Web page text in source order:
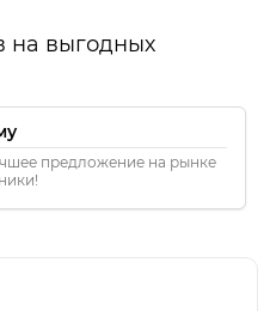
на выгодных
предложение на рынке